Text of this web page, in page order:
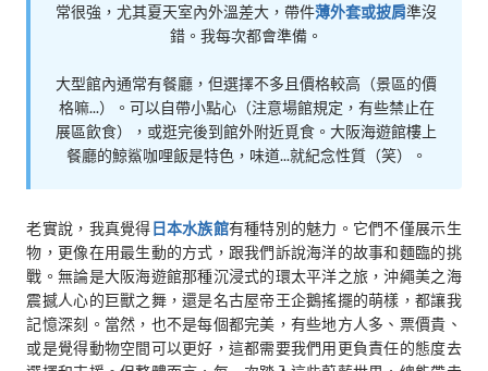
常很強，尤其夏天室內外溫差大，帶件薄外套或披肩準沒
錯。我每次都會準備。
大型館內通常有餐廳，但選擇不多且價格較高（景區的價
格嘛...）。可以自帶小點心（注意場館規定，有些禁止在
展區飲食），或逛完後到館外附近覓食。大阪海遊館樓上
餐廳的鯨鯊咖哩飯是特色，味道...就紀念性質（笑）。
老實說，我真覺得日本水族館有種特別的魅力。它們不僅展示生
物，更像在用最生動的方式，跟我們訴說海洋的故事和麵臨的挑
戰。無論是大阪海遊館那種沉浸式的環太平洋之旅，沖繩美之海
震撼人心的巨獸之舞，還是名古屋帝王企鵝搖擺的萌樣，都讓我
記憶深刻。當然，也不是每個都完美，有些地方人多、票價貴、
或是覺得動物空間可以更好，這都需要我們用更負責任的態度去